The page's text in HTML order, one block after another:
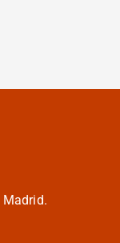
Madrid.